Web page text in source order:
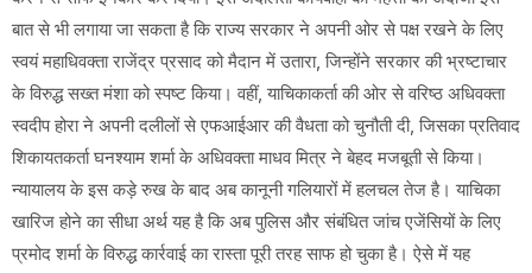
बात से भी लगाया जा सकता है कि राज्य सरकार ने अपनी ओर से पक्ष रखने के लिए
स्वयं महाधिवक्ता राजेंद्र प्रसाद को मैदान में उतारा, जिन्होंने सरकार की भ्रष्टाचार
के विरुद्ध सख्त मंशा को स्पष्ट किया। वहीं, याचिकाकर्ता की ओर से वरिष्ठ अधिवक्ता
स्वदीप होरा ने अपनी दलीलों से एफआईआर की वैधता को चुनौती दी, जिसका प्रतिवाद
शिकायतकर्ता घनश्याम शर्मा के अधिवक्ता माधव मित्र ने बेहद मजबूती से किया। ​
न्यायालय के इस कड़े रुख के बाद अब कानूनी गलियारों में हलचल तेज है। याचिका
खारिज होने का सीधा अर्थ यह है कि अब पुलिस और संबंधित जांच एजेंसियों के लिए
प्रमोद शर्मा के विरुद्ध कार्रवाई का रास्ता पूरी तरह साफ हो चुका है। ऐसे में यह